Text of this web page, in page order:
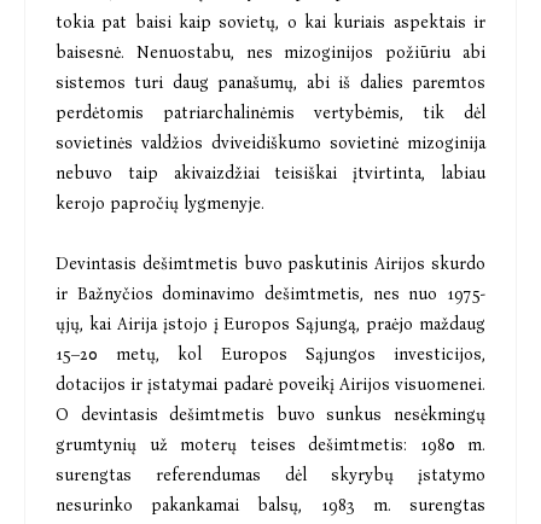
tokia pat baisi kaip sovietų, o kai kuriais aspektais ir
baisesnė. Nenuostabu, nes mizoginijos požiūriu abi
sistemos turi daug panašumų, abi iš dalies paremtos
perdėtomis patriarchalinėmis vertybėmis, tik dėl
sovietinės valdžios dviveidiškumo sovietinė mizoginija
nebuvo taip akivaizdžiai teisiškai įtvirtinta, labiau
kerojo papročių lygmenyje.
Devintasis dešimtmetis buvo paskutinis Airijos skurdo
ir Bažnyčios dominavimo dešimtmetis, nes nuo 1975-
ųjų, kai Airija įstojo į Europos Sąjungą, praėjo maždaug
15–20 metų, kol Europos Sąjungos investicijos,
dotacijos ir įstatymai padarė poveikį Airijos visuomenei.
O devintasis dešimtmetis buvo sunkus nesėkmingų
grumtynių už moterų teises dešimtmetis: 1980 m.
surengtas referendumas dėl skyrybų įstatymo
nesurinko pakankamai balsų, 1983 m. surengtas